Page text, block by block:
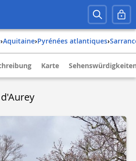
› aquitaine› pyrénées atlantiques›
Karte